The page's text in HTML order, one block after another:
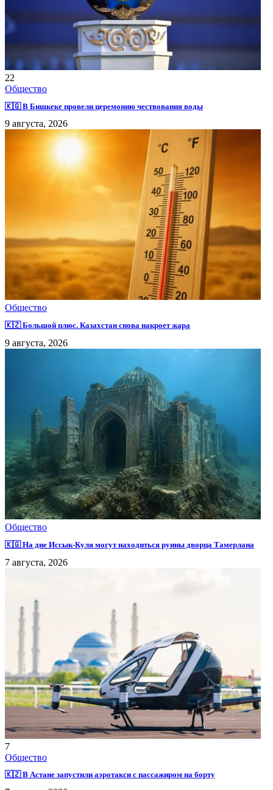
22
Общество
🇰🇬 В Бишкеке провели церемонию чествования воды
9 августа, 2026
Общество
🇰🇿 Большой плюс. Казахстан снова накроет жара
9 августа, 2026
Общество
🇰🇬 На дне Иссык-Куля могут находиться руины дворца Тамерлана
7 августа, 2026
7
Общество
🇰🇿 В Астане запустили аэротакси с пассажиром на борту